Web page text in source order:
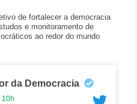
de fortalecer a democracia
e monitoramento de
ao redor do mundo
da Democracia
10h